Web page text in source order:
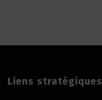
Liens stratégiques